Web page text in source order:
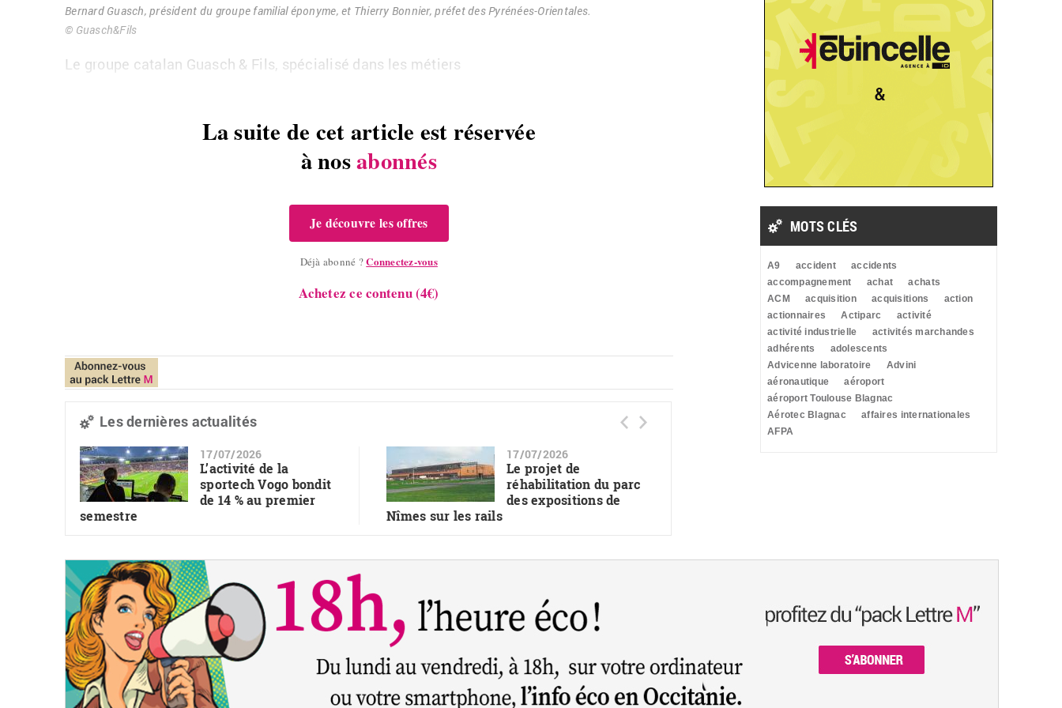
Ber­nard Guasch, pré­sident du groupe fa­mi­lial épo­nyme, et Thierry Bon­nier, pré­fet des Py­ré­nées-Orien­tales.
© Guasch&Fils
Le groupe ca­ta­lan Guasch & Fils, spé­cia­lisé dans les mé­tiers
La suite de cet article est réservée
à nosabonnés
Je découvre les offres
Déjà abonné ?Connectez-vous
Achetez ce contenu (4€)
Les dernières actualités
17/07/2026
L’activité de la
sportech Vogo bondit
de 14 % au premier
semestre
17/07/2026
Le projet de
réhabilitation du parc
des expositions de
Nîmes sur les rails
MOTS CLÉS
A9 accident
accidents
accompagnement
achat
achats
ACM
acquisition acquisitions
action
actionnaires
Actiparc
activité
activité industrielle
activités marchandes
adhérents
adolescents
Advicenne laboratoire
Advini
aéronautique
aéroport
aéroport Toulouse Blagnac
Aérotec Blagnac
affaires internationales
AFPA